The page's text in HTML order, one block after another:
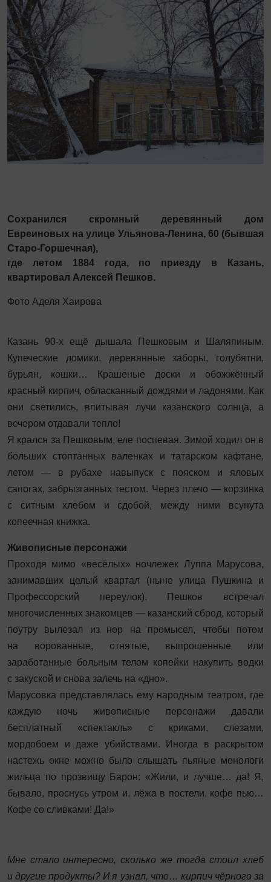
Сохранился скромный деревянный дом
Евреиновых на улице Ульянова-Ленина, 60 (бывшая
Старо-Горшечная),
где летом 1884 года, по приезду в Казань,
квартировал Алексей Пешков.
Фото Аделя Хаирова
Казань 90-х ещё дышала Пешковым и Шаляпиным.
Купеческие домики, деревянные заборы, голубятни,
бурьян, кошки… Крашеные доски и обожжённый
красный кирпич, обласканный дождями и ладонями. Как
они светились, впитывая лучи казанского солнца, а
вечером отдавали тепло!
Я крался за Пешковым, еле поспевая. Зимой ходил он в
больших стоптанных валенках и татарском кафтане,
летом — в рубахе навыпуск с пояском и яловых
сапогах, забрызганных тестом. Через плечо — корзинка
с ситным хлебом и сдобой, между ними всунута
копеечная книжка.
Живописные персонажи
Проходя мимо «весёлых» ночлежек Луппа Марусова,
занимавших целый квартал (ныне улица Пушкина и
Профессорский переулок), Пешков встречал
многочисленных знакомцев — казанский сброд, который
поутру вылезал из нор на промысел, чтобы потом
на ворованные, отнятые, выпрошенные или
заработанные больным телом копейки накупить водки
с закуской и снова залечь на «дно».
Марусовка представлялась ему народным театром, где
каждую ночь живописные персонажи давали
бесплатный «спектакль» с криками, слезами,
мордобоем и даже убийствами. Иногда в раскрытом
настежь окне можно было слышать пьяные монологи
жильца по прозвищу Барон: «Жили, и лучше… да! Я,
бывало, проснусь утром и, лёжа в постели, кофе пью…
Кофе со сливками! Да!»
Мне стало интересно, сколько же тогда стоил хлеб
и другие продукты? И я узнал, что… кирпич чёрного за